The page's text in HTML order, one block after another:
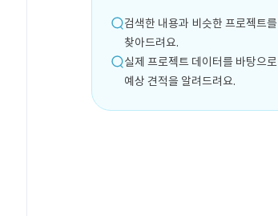
검색한 내용과 비슷한 프로젝트를
찾아드려요.
실제 프로젝트 데이터를 바탕으로
예상 견적을 알려드려요.